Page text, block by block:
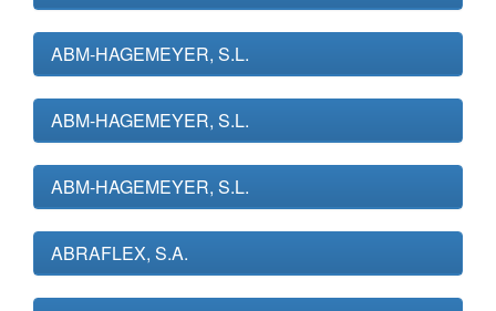
ABM-HAGEMEYER, S.L.
ABM-HAGEMEYER, S.L.
ABM-HAGEMEYER, S.L.
ABRAFLEX, S.A.